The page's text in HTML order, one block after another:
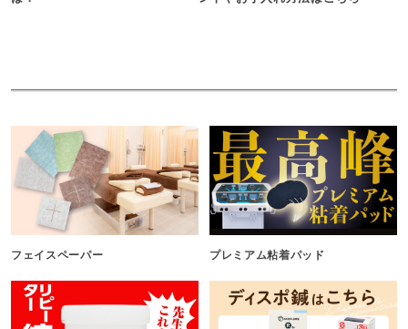
フェイスペーパー プレミアム粘着パッド